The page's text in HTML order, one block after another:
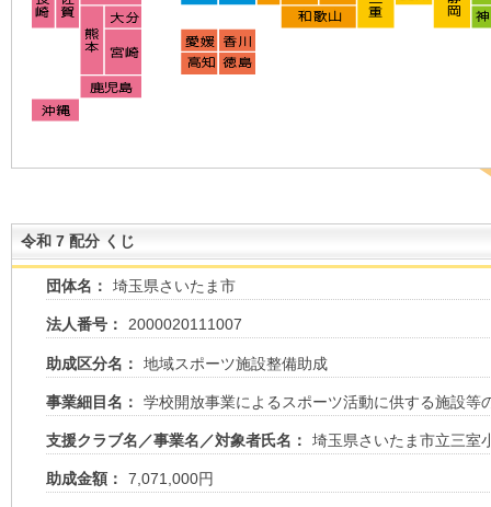
令和 7 配分 くじ
団体名： 埼玉県さいたま市
法人番号： 2000020111007
助成区分名： 地域スポーツ施設整備助成
事業細目名： 学校開放事業によるスポーツ活動に供する施設等
支援クラブ名／事業名／対象者氏名： 埼玉県さいたま市立三室
助成金額： 7,071,000円